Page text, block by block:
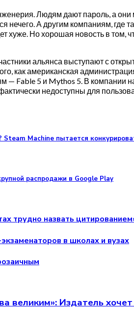
Людям дают пароль, а они
нечего. А другим компаниям, где
хуже. Но хорошая новость в том,
альянса выступают с
как американская
Fable 5 и Mythos 5. В компании
недоступны для
Steam Machine пытается
распродажи в Google Play
трудно назвать
в школах и вузах
великим»: Издатель